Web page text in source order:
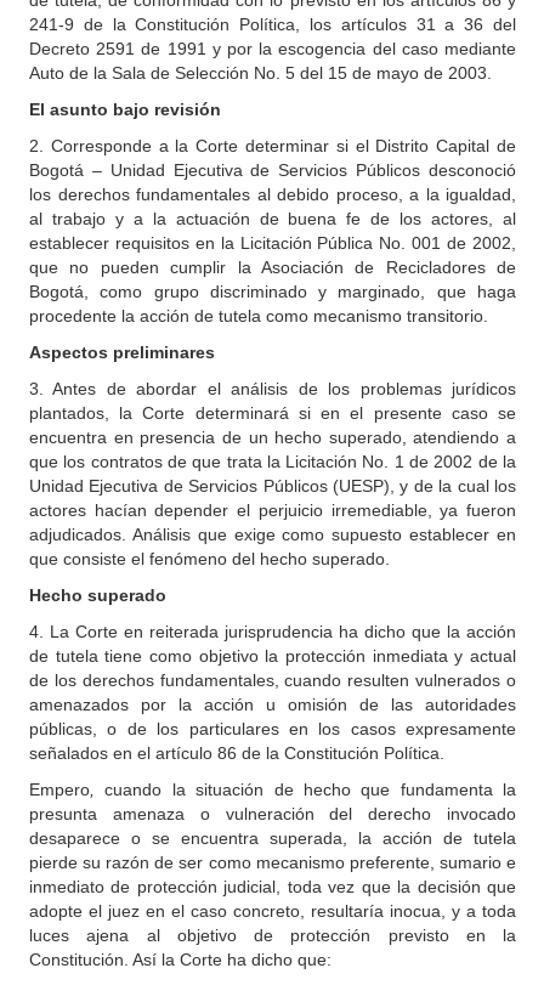
241-9 de la Constitución Política, los artículos 31 a 36 del
Decreto 2591 de 1991 y por la escogencia del caso mediante
Auto de la Sala de Selección No. 5 del 15 de mayo de 2003.
El asunto bajo revisión
2. Corresponde a la Corte determinar si el Distrito Capital de
Bogotá – Unidad Ejecutiva de Servicios Públicos desconoció
los derechos fundamentales al debido proceso, a la igualdad,
al trabajo y a la actuación de buena fe de los actores, al
establecer requisitos en la Licitación Pública No. 001 de 2002,
que no pueden cumplir la Asociación de Recicladores de
Bogotá, como grupo discriminado y marginado, que haga
procedente la acción de tutela como mecanismo transitorio.
Aspectos preliminares
3. Antes de abordar el análisis de los problemas jurídicos
plantados, la Corte determinará si en el presente caso se
encuentra en presencia de un hecho superado, atendiendo a
que los contratos de que trata la Licitación No. 1 de 2002 de la
Unidad Ejecutiva de Servicios Públicos (UESP), y de la cual los
actores hacían depender el perjuicio irremediable, ya fueron
adjudicados. Análisis que exige como supuesto establecer en
que consiste el fenómeno del hecho superado.
Hecho superado
4. La Corte en reiterada jurisprudencia ha dicho que la acción
de tutela tiene como objetivo la protección inmediata y actual
de los derechos fundamentales, cuando resulten vulnerados o
amenazados por la acción u omisión de las autoridades
públicas, o de los particulares en los casos expresamente
señalados en el artículo 86 de la Constitución Política.
Empero ,cuando la situación de hecho que fundamenta la
presunta amenaza o vulneración del derecho invocado
desaparece o se encuentra superada, la acción de tutela
pierde su razón de ser como mecanismo preferente, sumario e
inmediato de protección judicial, toda vez que la decisión que
adopte el juez en el caso concreto, resultaría inocua, y a toda
luces ajena al objetivo de protección previsto en la
Constitución. Así la Corte ha dicho que: